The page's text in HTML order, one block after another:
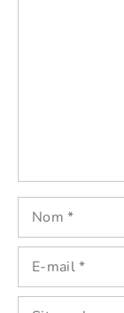
Nom
mail
Site